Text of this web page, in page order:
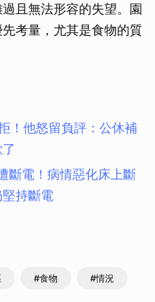
且無法形容的失望。園
考量，尤其是食物的質
！他怒留負評：公休補
斷電！病情惡化床上斷
持斷電
#食物 #情況